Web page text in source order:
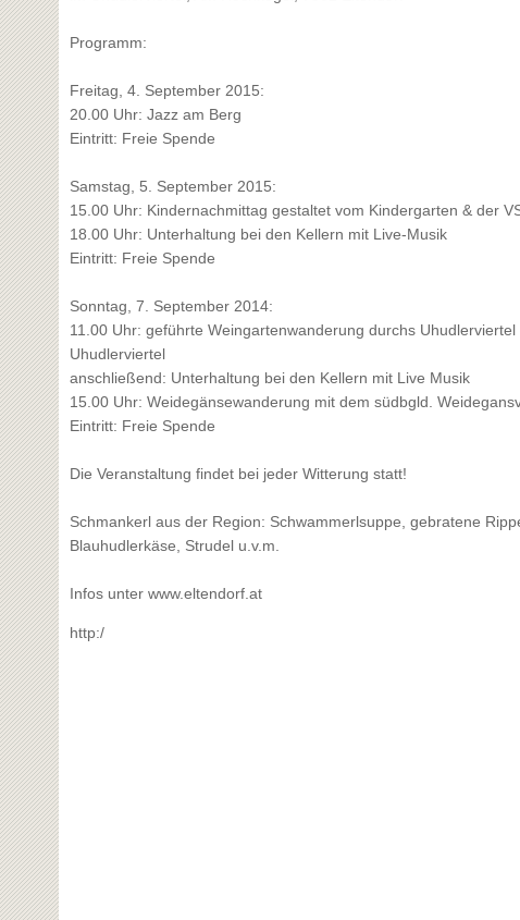
Programm:
Freitag, 4. September 2015:
20.00 Uhr: Jazz am Berg
Eintritt: Freie Spende
Samstag, 5. September 2015:
15.00 Uhr: Kindernachmittag gestaltet vom Kindergarten & der
18.00 Uhr: Unterhaltung bei den Kellern mit Live-Musik
Eintritt: Freie Spende
Sonntag, 7. September 2014:
11.00 Uhr: geführte Weingartenwanderung durchs
Uhudlerviertel
anschließend: Unterhaltung bei den Kellern mit Live Musik
15.00 Uhr: Weidegänsewanderung mit dem südbgld.
Eintritt: Freie Spende
Die Veranstaltung findet bei jeder Witterung statt!
Schmankerl aus der Region: Schwammerlsuppe, gebratene
Blauhudlerkäse, Strudel u.v.m.
Infos unter www.eltendorf.at
http:/